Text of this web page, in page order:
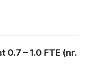
– 1.0 FTE (nr.